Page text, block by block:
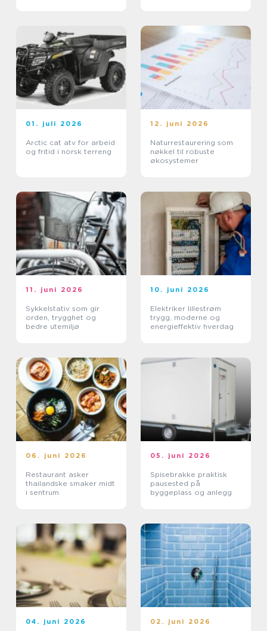
01. juli 2026
Arctic cat atv for arbeid
og fritid i norsk terreng
12. juni 2026
Naturrestaurering som
nøkkel til robuste
økosystemer
11. juni 2026
Sykkelstativ som gir
orden, trygghet og
bedre utemiljø
10. juni 2026
Elektriker lillestrøm
trygg, moderne og
energieffektiv hverdag
06. juni 2026
Restaurant asker
thailandske smaker midt
i sentrum
05. juni 2026
Spisebrakke praktisk
pausested på
byggeplass og anlegg
04. juni 2026 02. juni 2026